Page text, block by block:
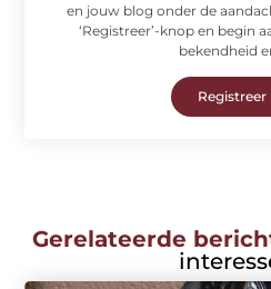
en jouw blog onder de
‘Registreer’-knop en begin
bekendheid
Registreer
Gerelateerde